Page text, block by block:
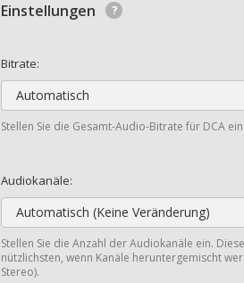
Einstellungen
Bitrate:
Automatisch
Stellen Sie die Gesamt-Audio-Bitrate für DCA ein.
Audiokanäle:
Automatisch (Keine Veränderung)
Stellen Sie die Anzahl der Audiokanäle ein.
nützlichsten, wenn Kanäle heruntergemischt
Stereo).